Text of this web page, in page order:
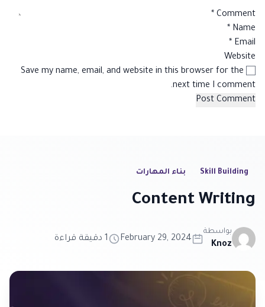
Comment
*
Name
*
Email
*
Website
Save my name, email, and website in this browser for the
next time I comment.
Skill Building بناء المهارات
Content Writing
بواسطة
Knoz
February 29, 2024 1 دقيقة قراءة